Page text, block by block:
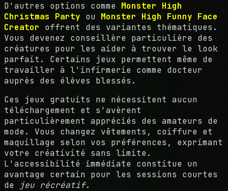
D'autres options comme Monster High
Christmas Party ou Monster High Funny Face
Creator offrent des variantes thématiques.
Vous devenez conseillère particulière des
créatures pour les aider à trouver le look
parfait. Certains jeux permettent même de
travailler à l'infirmerie comme docteur
auprès des élèves blessés.
Ces jeux gratuits ne nécessitent aucun
téléchargement et s'avèrent
particulièrement appréciés des amateurs de
mode. Vous changez vêtements, coiffure et
maquillage selon vos préférences, exprimant
votre créativité sans limite.
L'accessibilité immédiate constitue un
avantage certain pour les sessions courtes
de
jeu récréatif.